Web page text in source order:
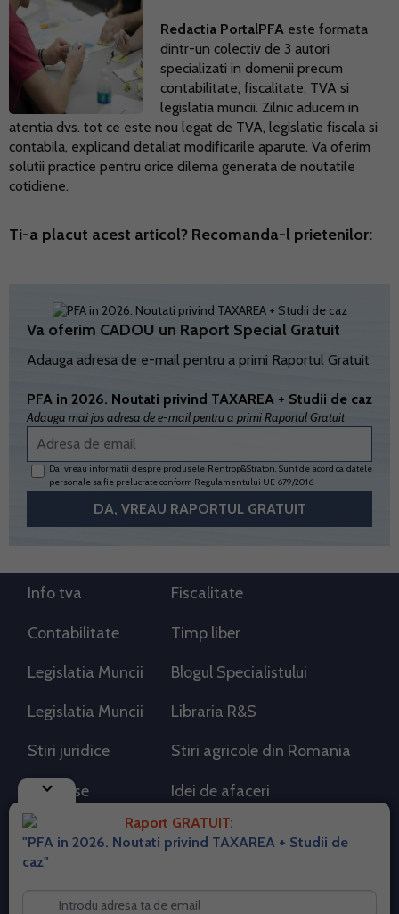
Redactia PortalPFA este formata
dintr-un colectiv de 3 autori
specializati in domenii precum
contabilitate, fiscalitate, TVA si
legislatia muncii. Zilnic aducem in
atentia dvs. tot ce este nou legat de TVA, legislatie fiscala si
contabila, explicand detaliat modificarile aparute. Va oferim
solutii practice pentru orice dilema generata de noutatile
cotidiene.
Ti-a placut acest articol? Recomanda-l prietenilor:
Va oferim CADOU un Raport Special Gratuit
Adauga adresa de e-mail pentru a primi Raportul Gratuit
PFA in 2026. Noutati privind TAXAREA + Studii de caz
Adauga mai jos adresa de e-mail pentru a primi Raportul Gratuit
Da, vreau informatii despre produsele Rentrop&Straton. Sunt de acord ca datele
personale sa fie prelucrate conform Regulamentului UE 679/2016
keyboard_arrow_down
Raport GRATUIT:
"PFA in 2026. Noutati privind TAXAREA + Studii de
caz"
Info tva Fiscalitate
Contabilitate Timp liber
Legislatia Muncii Blogul Specialistului
Legislatia Muncii Libraria R&S
Stiri juridice Stiri agricole din Romania
AdSense Idei de afaceri
RSS Flux RSS 2.0
Despre cookies